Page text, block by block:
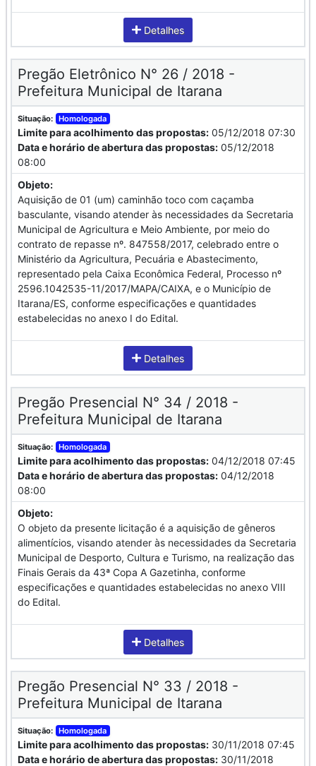
Detalhes
Pregão Eletrônico N° 26 / 2018 -
Prefeitura Municipal de Itarana
Situação: Homologada
Limite para acolhimento das propostas: 05/12/2018 07:30
Data e horário de abertura das propostas: 05/12/2018
08:00
Objeto:
Aquisição de 01 (um) caminhão toco com caçamba
basculante, visando atender às necessidades da Secretaria
Municipal de Agricultura e Meio Ambiente, por meio do
contrato de repasse nº. 847558/2017, celebrado entre o
Ministério da Agricultura, Pecuária e Abastecimento,
representado pela Caixa Econômica Federal, Processo nº
2596.1042535-11/2017/MAPA/CAIXA, e o Município de
Itarana/ES, conforme especificações e quantidades
estabelecidas no anexo I do Edital.
Detalhes
Pregão Presencial N° 34 / 2018 -
Prefeitura Municipal de Itarana
Situação: Homologada
Limite para acolhimento das propostas: 04/12/2018 07:45
Data e horário de abertura das propostas: 04/12/2018
08:00
Objeto:
O objeto da presente licitação é a aquisição de gêneros
alimentícios, visando atender às necessidades da Secretaria
Municipal de Desporto, Cultura e Turismo, na realização das
Finais Gerais da 43ª Copa A Gazetinha, conforme
especificações e quantidades estabelecidas no anexo VIII
do Edital.
Detalhes
Pregão Presencial N° 33 / 2018 -
Prefeitura Municipal de Itarana
Situação: Homologada
Limite para acolhimento das propostas: 30/11/2018 07:45
Data e horário de abertura das propostas: 30/11/2018